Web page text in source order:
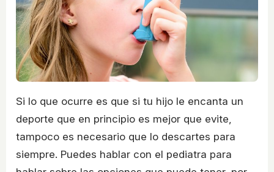
Si lo que ocurre es que si tu hijo le encanta un
deporte que en principio es mejor que evite,
tampoco es necesario que lo descartes para
siempre. Puedes hablar con el pediatra para